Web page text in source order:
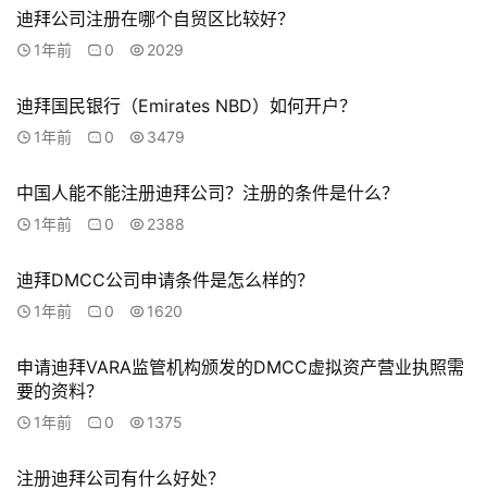
迪拜公司注册在哪个自贸区比较好？
1年前 0 2029
迪拜国民银行（Emirates NBD）如何开户？
1年前 0 3479
中国人能不能注册迪拜公司？注册的条件是什么？
1年前 0 2388
迪拜DMCC公司申请条件是怎么样的？
1年前 0 1620
申请迪拜VARA监管机构颁发的DMCC虚拟资产营业执照需
要的资料？
1年前 0 1375
注册迪拜公司有什么好处？